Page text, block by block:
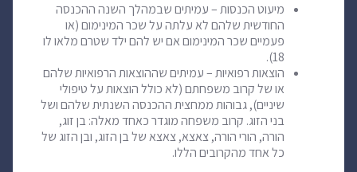
מיעוט הכנסות – עמיתים שבמהלך השנה ההכנסה
החודשית שלהם לא עלתה על שכר המינימום (או
פעמיים שכר המינימום אם יש להם ילד שטרם מלאו לו
18).
הוצאות רפואיות – עמיתים שההוצאות הרפואיות שלהם
או של קרוב משפחתם (לא כולל הוצאות על טיפולי
שיניים), גבוהות ממחצית ההכנסה השנתית שלהם ושל
בני הזוג. קרוב משפחה מוגדר כאחד מאלה: בן זוג,
הורה, הורי הורה, צאצא, צאצא של בן הזוג, ובן הזוג של
כל אחד מהקרובים הללו.